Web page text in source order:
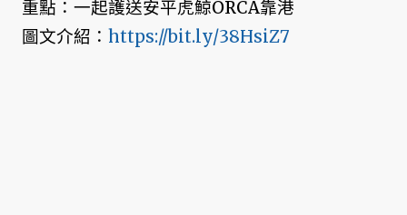
重點：一起護送安平虎鯨ORCA靠港
圖文介紹： https://bit.ly/38HsiZ7